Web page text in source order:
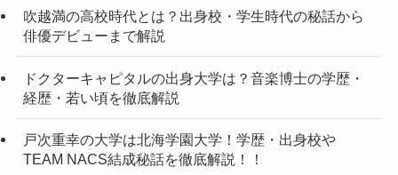
吹越満の高校時代とは？出身校・学生時代の秘話から
俳優デビューまで解説
ドクターキャピタルの出身大学は？音楽博士の学歴・
経歴・若い頃を徹底解説
戸次重幸の大学は北海学園大学！学歴・出身校や
TEAM NACS結成秘話を徹底解説！！